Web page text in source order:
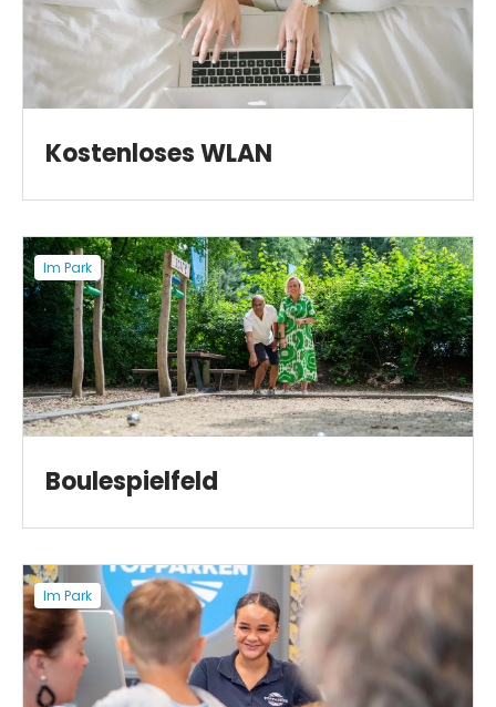
Kostenloses WLAN
Im Park
Boulespielfeld
Im Park